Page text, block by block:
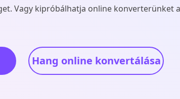
Vagy kipróbálhatja online konverterünket
Hang online konvertálása